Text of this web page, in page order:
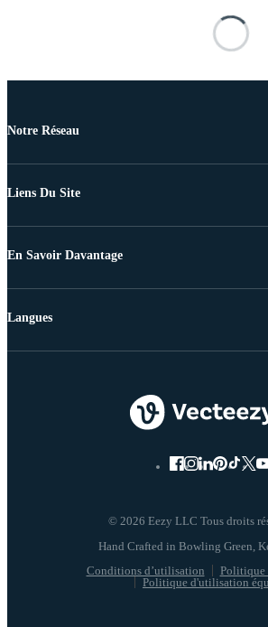
Notre Réseau
Liens Du Site
En Savoir Davantage
© 2026 Eezy LLC Tous droits
Conditions d’utilisation
Politique
Politique d'utilisation
Langues